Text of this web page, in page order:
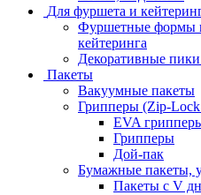
Для фуршета и
Фуршетные формы
кейтеринга
Декоративные
Пакеты
Вакуумные пакеты
Грипперы (Zip-
EVA
Грипперы
Дой-пак
Бумажные пакеты,
Пакеты с V